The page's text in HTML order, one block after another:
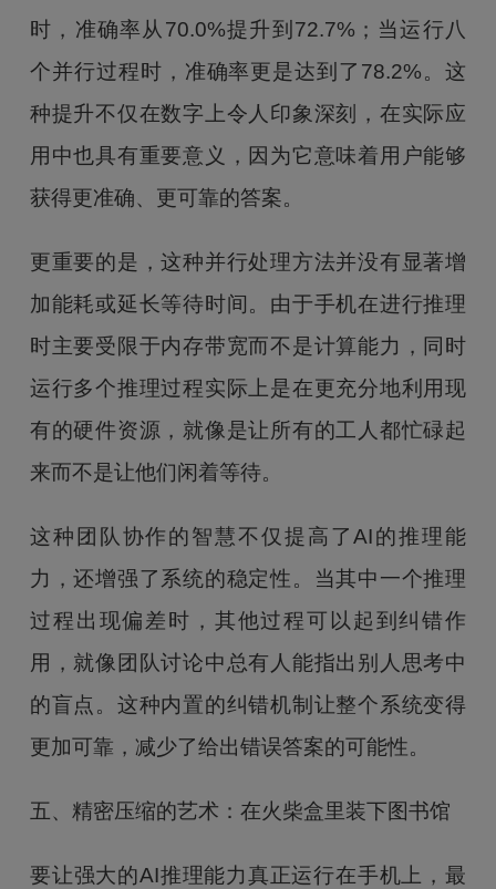
时，准确率从70.0%提升到72.7%；当运行八
个并行过程时，准确率更是达到了78.2%。这
种提升不仅在数字上令人印象深刻，在实际应
用中也具有重要意义，因为它意味着用户能够
获得更准确、更可靠的答案。
更重要的是，这种并行处理方法并没有显著增
加能耗或延长等待时间。由于手机在进行推理
时主要受限于内存带宽而不是计算能力，同时
运行多个推理过程实际上是在更充分地利用现
有的硬件资源，就像是让所有的工人都忙碌起
来而不是让他们闲着等待。
这种团队协作的智慧不仅提高了AI的推理能
力，还增强了系统的稳定性。当其中一个推理
过程出现偏差时，其他过程可以起到纠错作
用，就像团队讨论中总有人能指出别人思考中
的盲点。这种内置的纠错机制让整个系统变得
更加可靠，减少了给出错误答案的可能性。
五、精密压缩的艺术：在火柴盒里装下图书馆
要让强大的AI推理能力真正运行在手机上，最